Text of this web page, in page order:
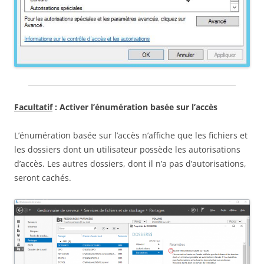
Facultatif: Activer l’énumération basée sur l’accès
L’énumération basée sur l’accès n’affiche que les fichiers et
les dossiers dont un utilisateur possède les autorisations
d’accès. Les autres dossiers, dont il n’a pas d’autorisations,
seront cachés.